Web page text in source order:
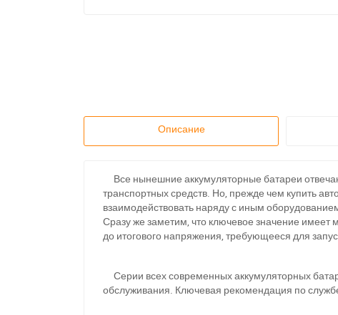
Описание
Все нынешние аккумуляторные батареи
транспортных средств. Но, прежде чем купить
взаимодействовать наряду с иным
Сразу же заметим, что ключевое значение имеет
до итогового напряжения, требующееся для
Серии всех современных аккумуляторных
обслуживания. Ключевая рекомендация по